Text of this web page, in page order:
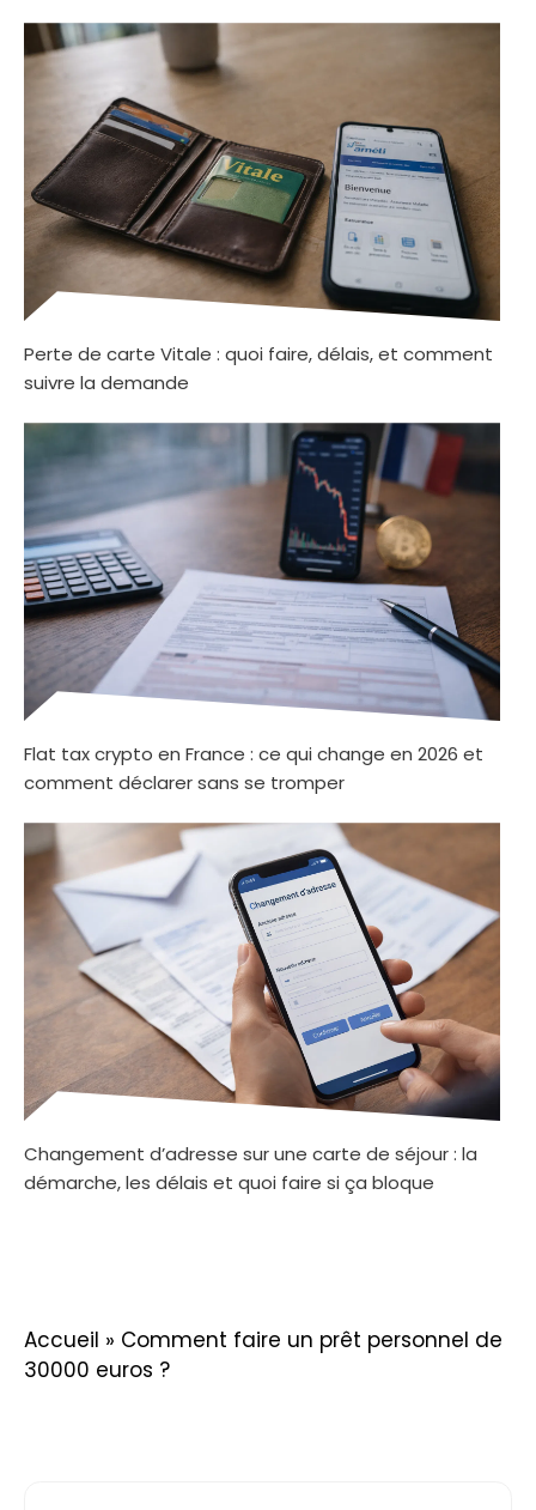
Perte de carte Vitale : quoi faire, délais, et comment
suivre la demande
Flat tax crypto en France : ce qui change en 2026 et
comment déclarer sans se tromper
Changement d’adresse sur une carte de séjour : la
démarche, les délais et quoi faire si ça bloque
Accueil » Comment faire un prêt personnel de
30000 euros ?